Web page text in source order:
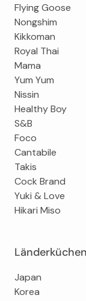
Flying Goose
Nongshim
Kikkoman
Royal Thai
Mama
Yum Yum
Nissin
Healthy Boy
S&B
Foco
Cantabile
Takis
Cock Brand
Yuki & Love
Hikari Miso
Länderküchen
Japan
Korea